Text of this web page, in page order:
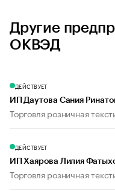
Другие
ОКВЭД
ДЕЙСТВУЕТ
ИП Даутова Сания
Торговля розничная
ДЕЙСТВУЕТ
ИП Хаярова Лилия
Торговля розничная